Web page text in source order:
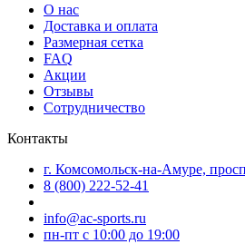
О нас
Доставка и оплата
Размерная сетка
FAQ
Акции
Отзывы
Сотрудничество
Контакты
г. Комсомольск-на-Амуре,
8 (800) 222-52-41
info@ac-sports.ru
пн-пт c 10:00 до 19:00